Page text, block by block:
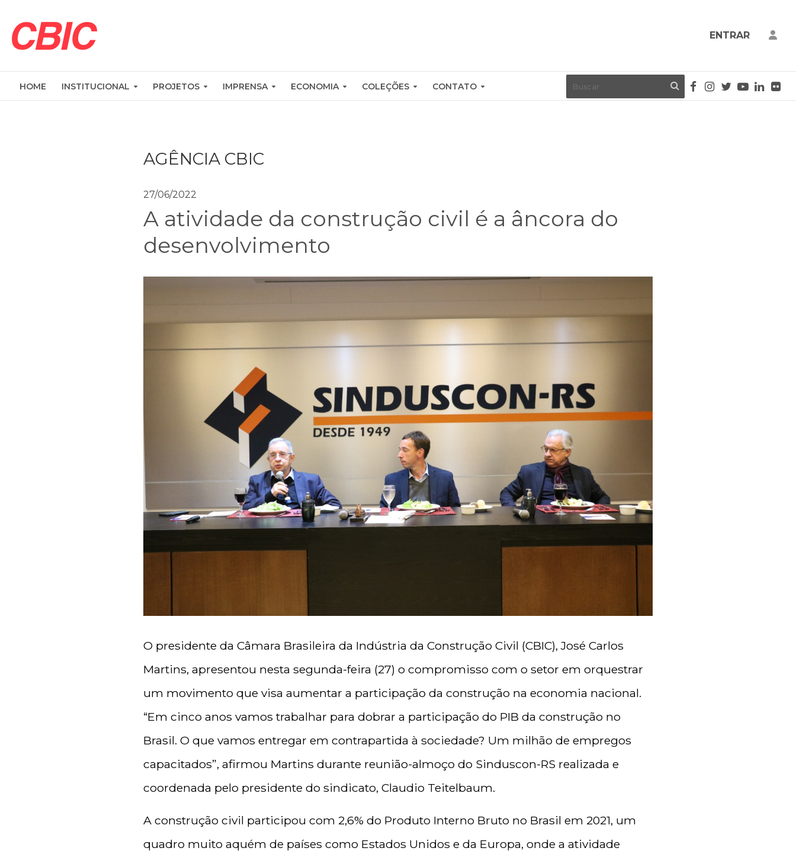
ENTRAR
HOME INSTITUCIONAL PROJETOS IMPRENSA ECONOMIA COLEÇÕES CONTATO
AGÊNCIA CBIC
27/06/2022
A atividade da construção civil é a âncora do
desenvolvimento
O presidente da Câmara Brasileira da Indústria da Construção Civil (CBIC), José Carlos
Martins, apresentou nesta segunda-feira (27) o compromisso com o setor em orquestrar
um movimento que visa aumentar a participação da construção na economia nacional.
“Em cinco anos vamos trabalhar para dobrar a participação do PIB da construção no
Brasil. O que vamos entregar em contrapartida à sociedade? Um milhão de empregos
capacitados”, afirmou Martins durante reunião-almoço do Sinduscon-RS realizada e
coordenada pelo presidente do sindicato, Claudio Teitelbaum.
A construção civil participou com 2,6% do Produto Interno Bruto no Brasil em 2021, um
quadro muito aquém de países como Estados Unidos e da Europa, onde a atividade